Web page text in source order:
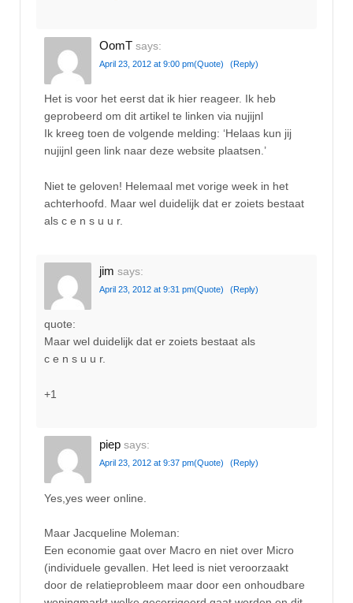
OomT says:
April 23, 2012 at 9:00 pm(Quote) (Reply)
Het is voor het eerst dat ik hier reageer. Ik heb
geprobeerd om dit artikel te linken via nujijnl
Ik kreeg toen de volgende melding: ‘Helaas kun jij
nujijnl geen link naar deze website plaatsen.’
Niet te geloven! Helemaal met vorige week in het
achterhoofd. Maar wel duidelijk dat er zoiets bestaat
als c e n s u u r.
jim says:
April 23, 2012 at 9:31 pm(Quote) (Reply)
quote:
Maar wel duidelijk dat er zoiets bestaat als
c e n s u u r.
+1
piep says:
April 23, 2012 at 9:37 pm(Quote) (Reply)
Yes,yes weer online.
Maar Jacqueline Moleman:
Een economie gaat over Macro en niet over Micro
(individuele gevallen. Het leed is niet veroorzaakt
door de relatieprobleem maar door een onhoudbare